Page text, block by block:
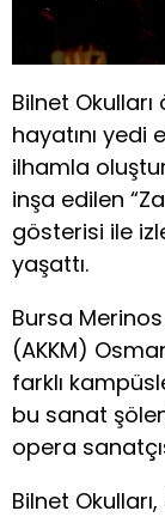
Bilnet
hayatını yedi
ilhamla
inşa edilen
gösterisi ile
yaşattı.
Bursa
(AKKM)
farklı
bu sanat
opera
Bilnet